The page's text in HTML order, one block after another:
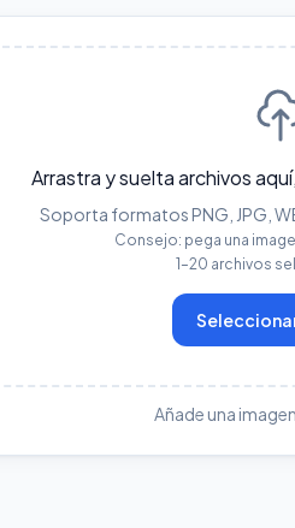
Arrastra y suelta archivos
Soporta formatos PNG, JPG,
Consejo: pega una
1–20 archivos
Añade una